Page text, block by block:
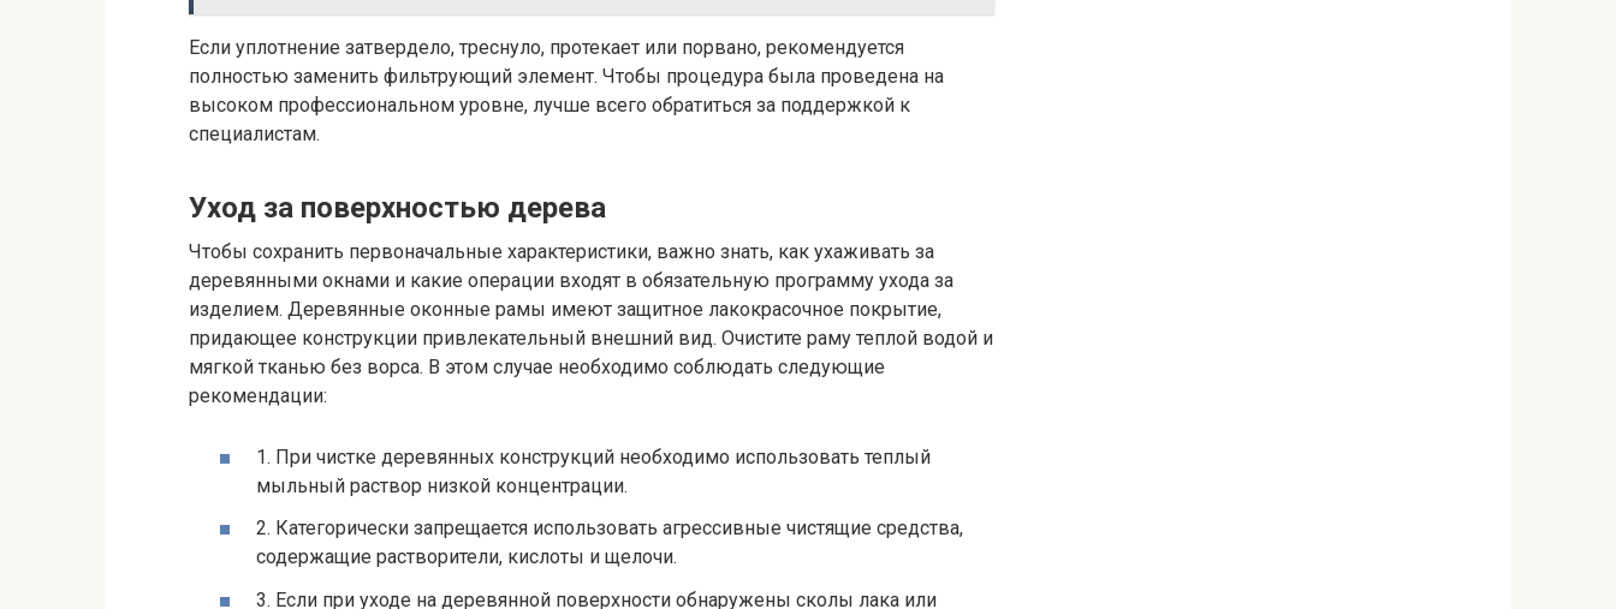
Если уплотнение затвердело, треснуло, протекает или порвано, рекомендуется
полностью заменить фильтрующий элемент. Чтобы процедура была проведена на
высоком профессиональном уровне, лучше всего обратиться за поддержкой к
специалистам.
Уход за поверхностью дерева
Чтобы сохранить первоначальные характеристики, важно знать, как ухаживать за
деревянными окнами и какие операции входят в обязательную программу ухода за
изделием. Деревянные оконные рамы имеют защитное лакокрасочное покрытие,
придающее конструкции привлекательный внешний вид. Очистите раму теплой водой и
мягкой тканью без ворса. В этом случае необходимо соблюдать следующие
рекомендации:
1. При чистке деревянных конструкций необходимо использовать теплый
мыльный раствор низкой концентрации.
2. Категорически запрещается использовать агрессивные чистящие средства,
содержащие растворители, кислоты и щелочи.
3. Если при уходе на деревянной поверхности обнаружены сколы лака или